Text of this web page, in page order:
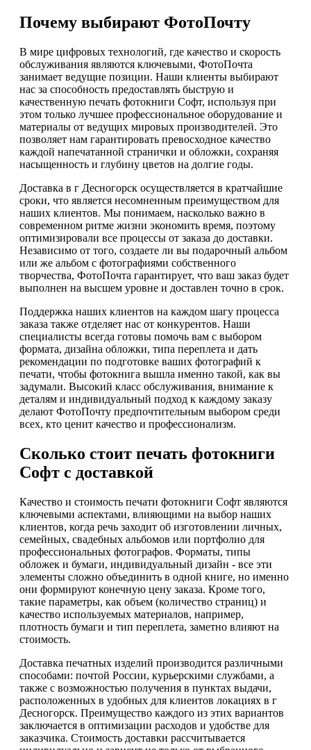
Почему выбирают ФотоПочту
В мире цифровых технологий, где качество и скорость
обслуживания являются ключевыми, ФотоПочта
занимает ведущие позиции. Наши клиенты выбирают
нас за способность предоставлять быструю и
качественную печать фотокниги Софт, используя при
этом только лучшее профессиональное оборудование и
материалы от ведущих мировых производителей. Это
позволяет нам гарантировать превосходное качество
каждой напечатанной странички и обложки, сохраняя
насыщенность и глубину цветов на долгие годы.
Доставка в г Десногорск осуществляется в кратчайшие
сроки, что является несомненным преимуществом для
наших клиентов. Мы понимаем, насколько важно в
современном ритме жизни экономить время, поэтому
оптимизировали все процессы от заказа до доставки.
Независимо от того, создаете ли вы подарочный альбом
или же альбом с фотографиями собственного
творчества, ФотоПочта гарантирует, что ваш заказ будет
выполнен на высшем уровне и доставлен точно в срок.
Поддержка наших клиентов на каждом шагу процесса
заказа также отделяет нас от конкурентов. Наши
специалисты всегда готовы помочь вам с выбором
формата, дизайна обложки, типа переплета и дать
рекомендации по подготовке ваших фотографий к
печати, чтобы фотокнига вышла именно такой, как вы
задумали. Высокий класс обслуживания, внимание к
деталям и индивидуальный подход к каждому заказу
делают ФотоПочту предпочтительным выбором среди
всех, кто ценит качество и профессионализм.
Сколько стоит печать фотокниги
Софт с доставкой
Качество и стоимость печати фотокниги Софт являются
ключевыми аспектами, влияющими на выбор наших
клиентов, когда речь заходит об изготовлении личных,
семейных, свадебных альбомов или портфолио для
профессиональных фотографов. Форматы, типы
обложек и бумаги, индивидуальный дизайн - все эти
элементы сложно объединить в одной книге, но именно
они формируют конечную цену заказа. Кроме того,
такие параметры, как объем (количество страниц) и
качество используемых материалов, например,
плотность бумаги и тип переплета, заметно влияют на
стоимость.
Доставка печатных изделий производится различными
способами: почтой России, курьерскими службами, а
также с возможностью получения в пунктах выдачи,
расположенных в удобных для клиентов локациях в г
Десногорск. Преимущество каждого из этих вариантов
заключается в оптимизации расходов и удобстве для
заказчика. Стоимость доставки рассчитывается